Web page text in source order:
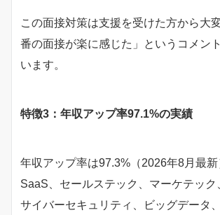
この面接対策は支援を受けた方から大
番の面接が楽に感じた」というコメン
います。
特徴3：年収アップ率97.1%の実績
年収アップ率は97.3%（2026年8月最新
SaaS、セールステック、マーケテック
サイバーセキュリティ、ビッグデータ